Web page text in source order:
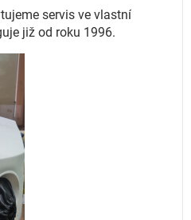
servis ve vlastní
již od roku 1996.